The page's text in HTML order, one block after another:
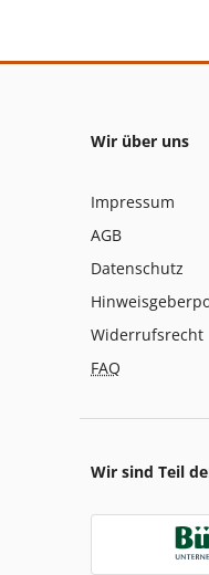
Wir über uns
Impressum
AGB
Datenschutz
Widerrufsrecht
FAQ
Wir sind Teil